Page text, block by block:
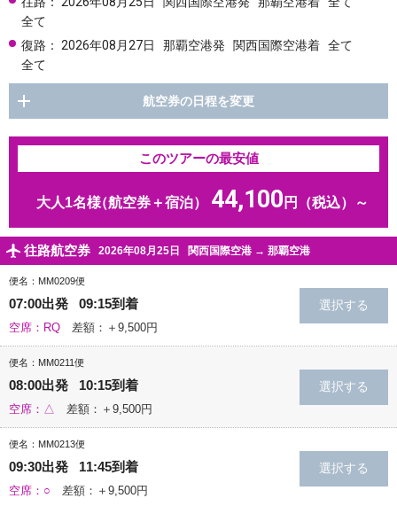
全て
復路： 2026年08月27日 那覇空港発 関西国際空港着 全て
全て
航空券の日程を変更
このツアーの最安値
大人1名様（航空券＋宿泊） 44,100 円（税込）～
往路航空券 2026年08月25日 関西国際空港 → 那覇空港
便名：MM0209便
07:00出発 09:15到着
空席：RQ 差額：＋9,500円
便名：MM0211便
08:00出発 10:15到着
空席：△ 差額：＋9,500円
便名：MM0213便
09:30出発 11:45到着
空席：○ 差額：＋9,500円